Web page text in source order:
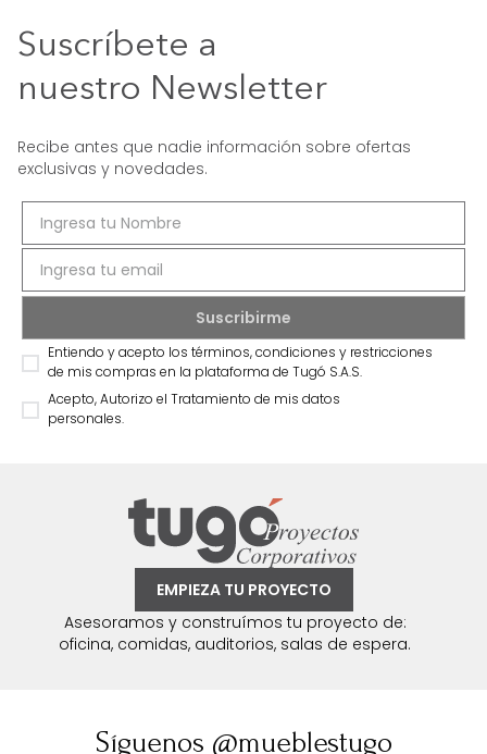
Suscríbete a
nuestro Newsletter
Recibe antes que nadie información sobre ofertas
exclusivas y novedades.
Entiendo y acepto los términos, condiciones y restricciones
de mis compras en la plataforma de Tugó S.A.S.
Acepto, Autorizo el Tratamiento de mis datos
personales.
EMPIEZA TU PROYECTO
Asesoramos y construímos tu proyecto de:
oficina, comidas, auditorios, salas de espera.
Síguenos @mueblestugo